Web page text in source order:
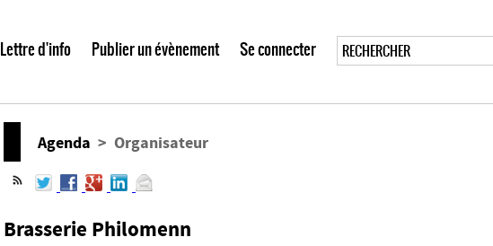
Lettre d'info Publier un évènement Se connecter
Agenda > Organisateur
Brasserie Philomenn